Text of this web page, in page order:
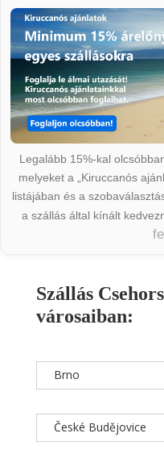
Legalább 15%-kal
melyeket a „Kiruccanós
listájában és a
a szállás által kínált
Szállás
városaiban:
Brno
České Budějovice